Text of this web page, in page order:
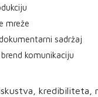
mreže
sadržaj
komunikaciju
kredibiliteta,